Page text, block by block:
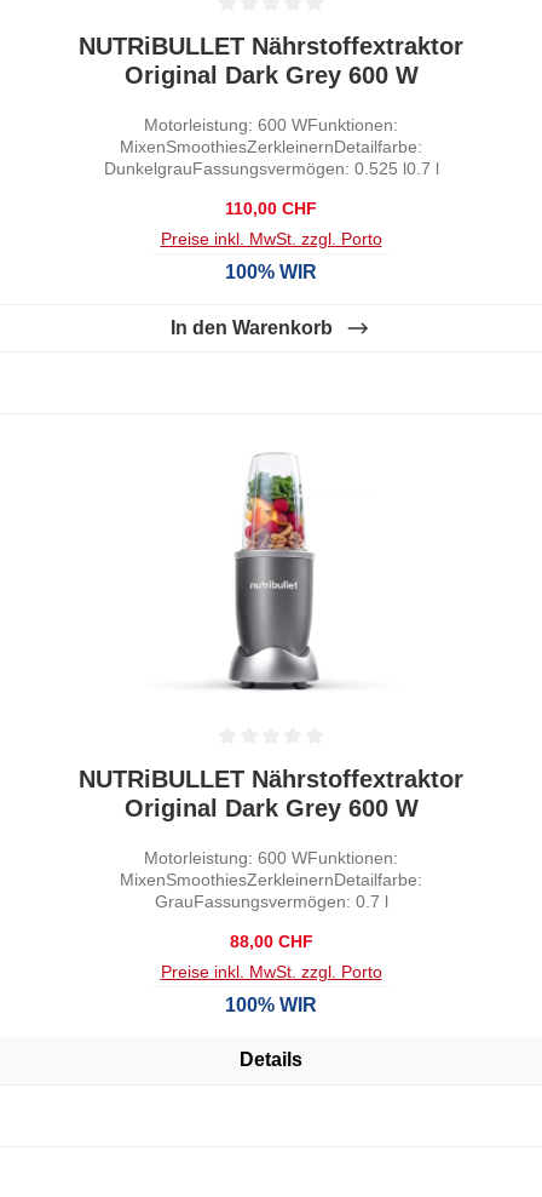
Durchschnittliche Bewertung von 0 von 5 Sternen
NUTRiBULLET Nährstoffextraktor
Original Dark Grey 600 W
Motorleistung: 600 WFunktionen:
MixenSmoothiesZerkleinernDetailfarbe:
DunkelgrauFassungsvermögen: 0.525 l0.7 l
Regulärer Preis:
110,00 CHF
Preise inkl. MwSt. zzgl. Porto
100% WIR
In den Warenkorb
Durchschnittliche Bewertung von 0 von 5 Sternen
NUTRiBULLET Nährstoffextraktor
Original Dark Grey 600 W
Motorleistung: 600 WFunktionen:
MixenSmoothiesZerkleinernDetailfarbe:
GrauFassungsvermögen: 0.7 l
Regulärer Preis:
88,00 CHF
Preise inkl. MwSt. zzgl. Porto
100% WIR
Details